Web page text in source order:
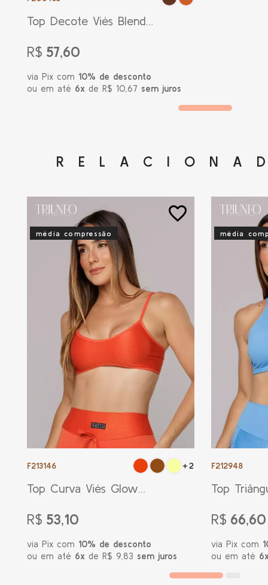
Top Decote Viés Blend
R$ 57,60
via Pix com 10% de desconto
ou em até 6x de R$ 10,67 sem juros
média compressão
favorite_border
F213146 +2
Top Curva Viés Glow
R$ 53,10
via Pix com 10% de desconto
ou em até 6x de R$ 9,83 sem juros
média
F212948
Top
R$ 66,60
via Pix com
ou em até